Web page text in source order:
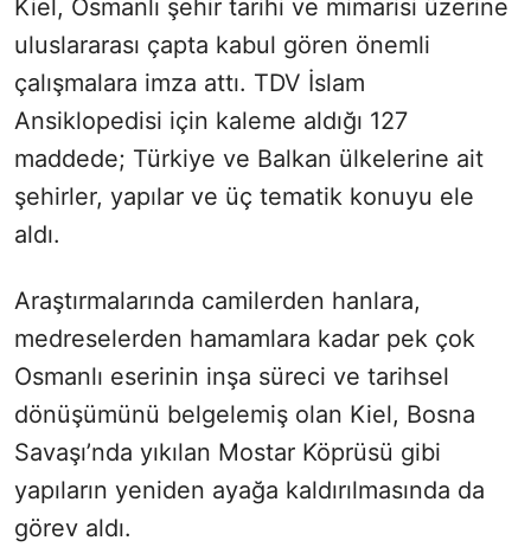
Kiel, Osmanlı şehir tarihi ve mimarisi üzerine
uluslararası çapta kabul gören önemli
çalışmalara imza attı. TDV İslam
Ansiklopedisi için kaleme aldığı 127
maddede; Türkiye ve Balkan ülkelerine ait
şehirler, yapılar ve üç tematik konuyu ele
aldı.
Araştırmalarında camilerden hanlara,
medreselerden hamamlara kadar pek çok
Osmanlı eserinin inşa süreci ve tarihsel
dönüşümünü belgelemiş olan Kiel, Bosna
Savaşı’nda yıkılan Mostar Köprüsü gibi
yapıların yeniden ayağa kaldırılmasında da
görev aldı.